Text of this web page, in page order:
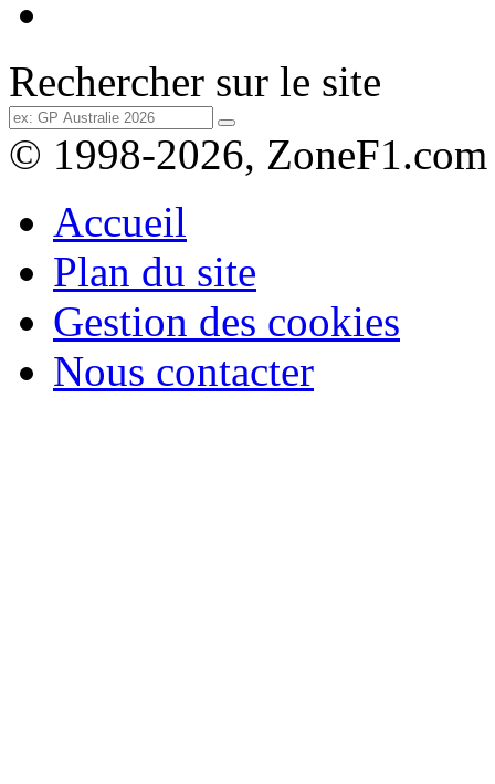
Rechercher sur le site
© 1998-2026, ZoneF1.com
Accueil
Plan du site
Gestion des cookies
Nous contacter